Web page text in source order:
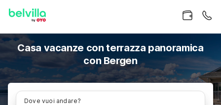
Casa vacanze con terrazza panoramica
con Bergen
Dove vuoi andare?